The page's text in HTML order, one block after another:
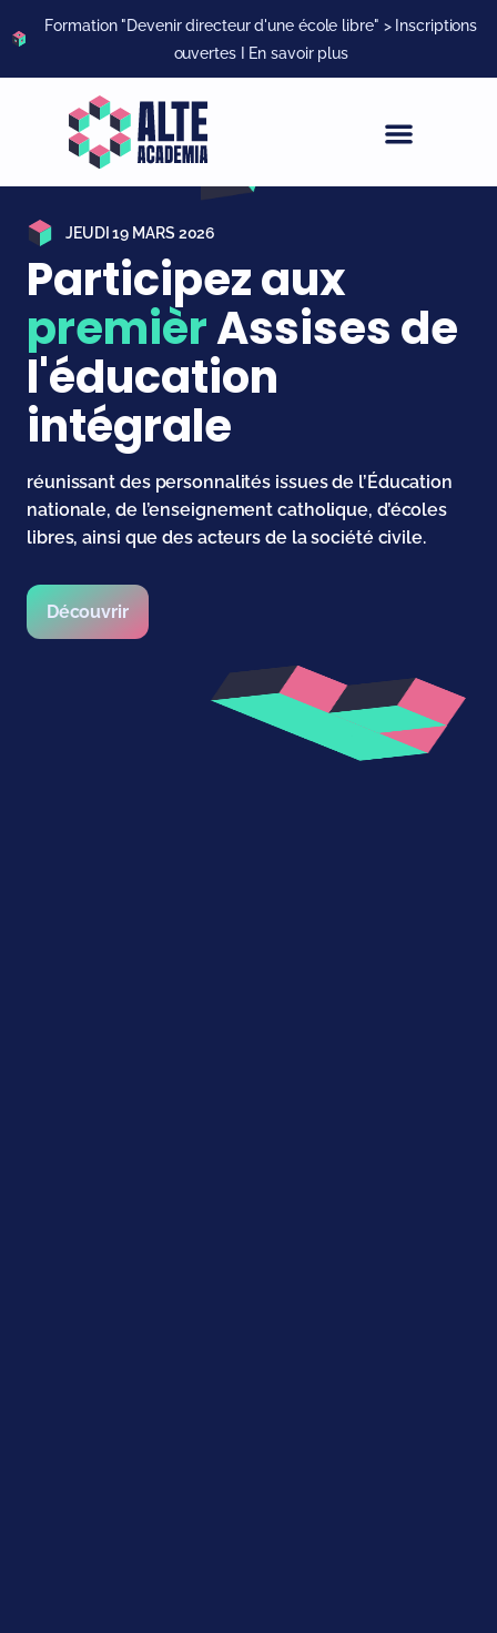
Formation "Devenir directeur d'une école libre" > Inscriptions
ouvertes I En savoir plus
JEUDI 19 MARS 2026
Participez aux
premièresAssises
de l'éducation
intégrale
réunissant des personnalités issues de l’Éducation
nationale, de l’enseignement catholique, d’écoles
libres, ainsi que des acteurs de la société civile.
Découvrir